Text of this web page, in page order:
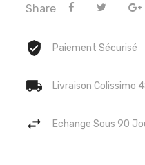
Share
Paiement Sécurisé
Livraison Colissimo
Echange Sous 90